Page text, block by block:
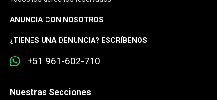
ANUNCIA CON NOSOTROS
¿TIENES UNA DENUNCIA? ESCRÍBENOS
+51 961-602-710
Nuestras Secciones